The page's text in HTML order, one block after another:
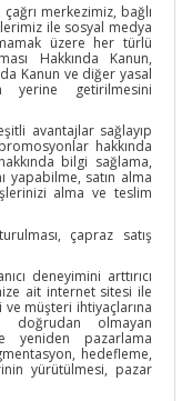
merkezimiz, bağlı
ile sosyal medya
üzere her türlü
Hakkında Kanun,
Kanun ve diğer yasal
yerine getirilmesini
avantajlar sağlayıp
hakkında
bilgi sağlama,
yapabilme, satın alma
alma ve teslim
çapraz satış
deneyimini arttırıcı
ait internet sitesi ile
müşteri ihtiyaçlarına
doğrudan olmayan
yeniden pazarlama
hedefleme,
yürütülmesi, pazar